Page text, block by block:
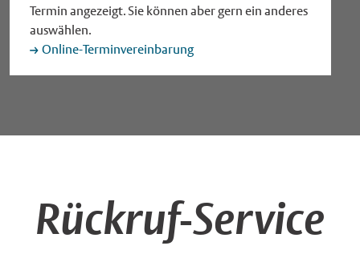
Termin angezeigt. Sie können aber gern ein anderes
auswählen.
Online-Terminvereinbarung
Rückruf-Service